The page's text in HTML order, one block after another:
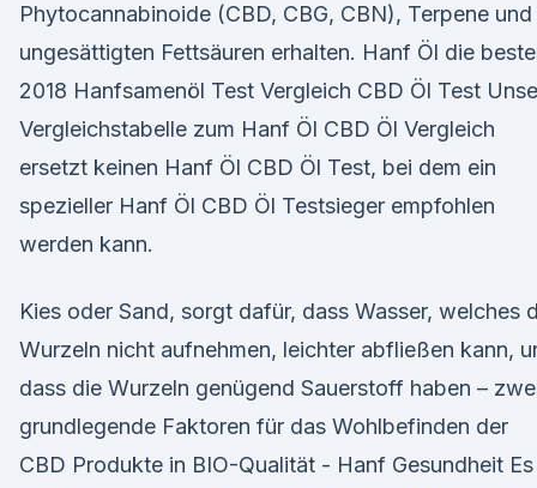
Phytocannabinoide (CBD, CBG, CBN), Terpene und
ungesättigten Fettsäuren erhalten. Hanf Öl die
2018 Hanfsamenöl Test Vergleich CBD Öl Test
Vergleichstabelle zum Hanf Öl CBD Öl Vergleich
ersetzt keinen Hanf Öl CBD Öl Test, bei dem ein
spezieller Hanf Öl CBD Öl Testsieger empfohlen
werden kann.
Kies oder Sand, sorgt dafür, dass Wasser, welches
Wurzeln nicht aufnehmen, leichter abfließen kann,
dass die Wurzeln genügend Sauerstoff haben –
grundlegende Faktoren für das Wohlbefinden der
CBD Produkte in BIO-Qualität - Hanf Gesundheit Es